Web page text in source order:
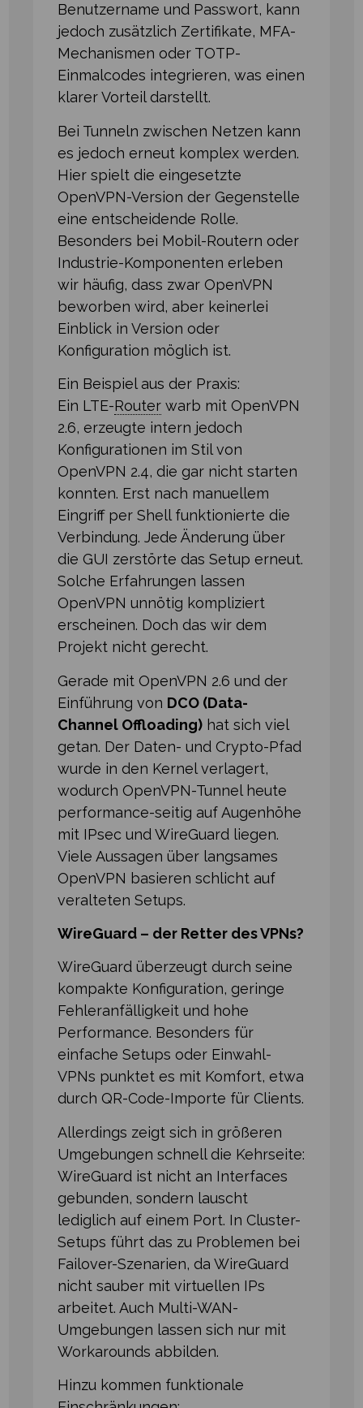
Benutzername und Passwort, kann
jedoch zusätzlich Zertifikate, MFA-
Mechanismen oder TOTP-
Einmalcodes integrieren, was einen
klarer Vorteil darstellt.
Bei Tunneln zwischen Netzen kann
es jedoch erneut komplex werden.
Hier spielt die eingesetzte
OpenVPN-Version der Gegenstelle
eine entscheidende Rolle.
Besonders bei Mobil-Routern oder
Industrie-Komponenten erleben
wir häufig, dass zwar OpenVPN
beworben wird, aber keinerlei
Einblick in Version oder
Konfiguration möglich ist.
Ein Beispiel aus der Praxis:
Ein LTE⁠-⁠Router warb mit OpenVPN
2.6, erzeugte intern jedoch
Konfigurationen im Stil von
OpenVPN 2.4, die gar nicht starten
konnten. Erst nach manuellem
Eingriff per Shell funktionierte die
Verbindung. Jede Änderung über
die GUI zerstörte das Setup erneut.
Solche Erfahrungen lassen
OpenVPN unnötig kompliziert
erscheinen. Doch das wir dem
Projekt nicht gerecht.
Gerade mit OpenVPN 2.6 und der
Einführung von DCO (Data-
Channel Offloading) hat sich viel
getan. Der Daten- und Crypto-Pfad
wurde in den Kernel verlagert,
wodurch OpenVPN-Tunnel heute
performance-seitig auf Augenhöhe
mit IPsec und WireGuard liegen.
Viele Aussagen über langsames
OpenVPN basieren schlicht auf
veralteten Setups.
WireGuard – der Retter des VPNs?
WireGuard überzeugt durch seine
kompakte Konfiguration, geringe
Fehleranfälligkeit und hohe
Performance. Besonders für
einfache Setups oder Einwahl-
VPNs punktet es mit Komfort, etwa
durch QR-Code-Importe für Clients.
Allerdings zeigt sich in größeren
Umgebungen schnell die Kehrseite:
WireGuard ist nicht an Interfaces
gebunden, sondern lauscht
lediglich auf einem Port. In Cluster-
Setups führt das zu Problemen bei
Failover-Szenarien, da WireGuard
nicht sauber mit virtuellen IPs
arbeitet. Auch Multi-WAN-
Umgebungen lassen sich nur mit
Workarounds abbilden.
Hinzu kommen funktionale